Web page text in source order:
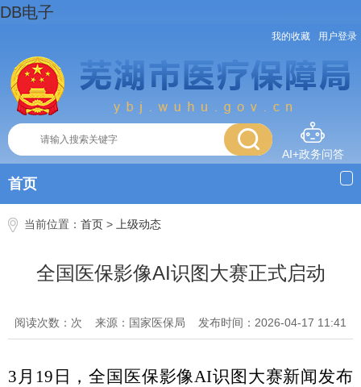
DB电子
我的收藏 用户登录
AI+政务问答
首页
当前位置： 首页 > 上级动态
全国医保影像AI识图大赛正式启动
阅读次数：次 来源：国家医保局 发布时间：2026-04-17 11:41
3月19日，全国医保影像AI识图大赛新闻发布